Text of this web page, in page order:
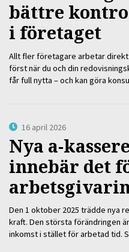
bättre
i företaget
Allt fler företagare arbetar
först när du och din
får full nytta – och kan göra
16 april 2026
Nya a-
innebär det
Den 1 oktober 2025 trädde nya
kraft. Den största förändringen
inkomst i stället för arbetad tid.